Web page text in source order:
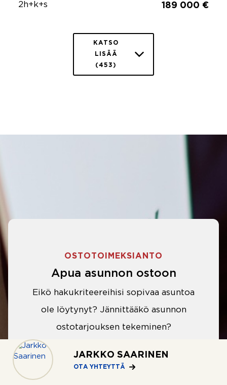
JARKKO SAARINEN
OTA YHTEYTTÄ
2h+k+s 189 000 €
KATSO
LISÄÄ
(453)
OSTOTOIMEKSIANTO
Apua asunnon ostoon
Eikö hakukriteereihisi sopivaa asuntoa
ole löytynyt? Jännittääkö asunnon
ostotarjouksen tekeminen?
Välittäjämme auttavat sinua kaikissa
asunnon ostoon liittyvissä asioissa.